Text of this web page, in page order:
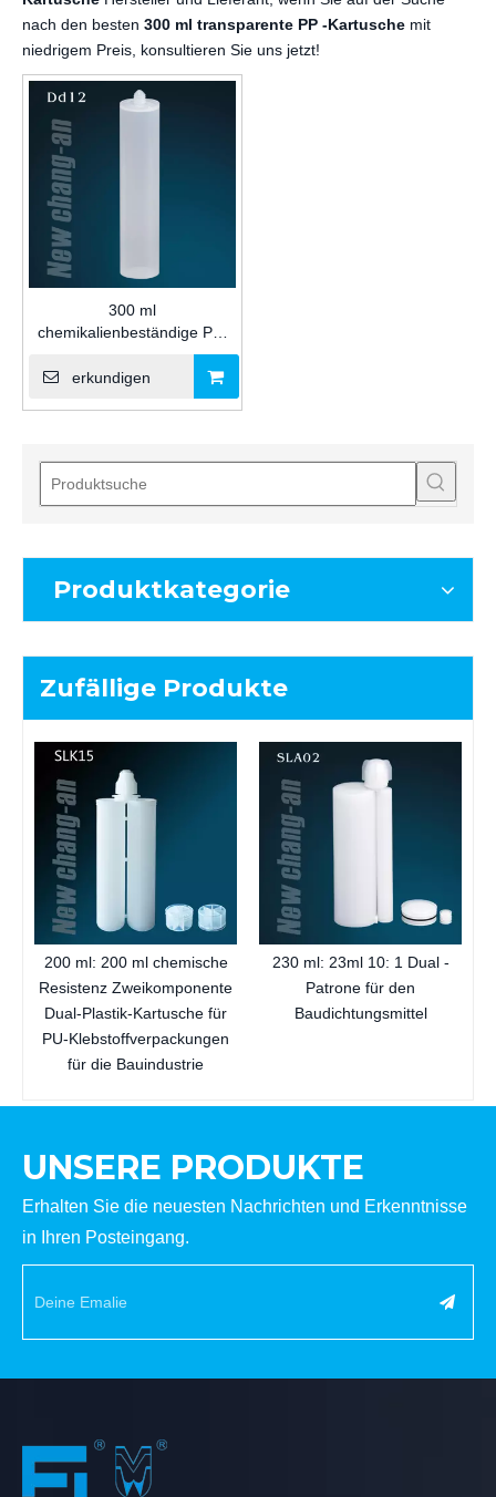
nach den besten 300 ml transparente PP -Kartusche mit
niedrigem Preis, konsultieren Sie uns jetzt!
300 ml
chemikalienbeständige PP-
transparentem, klebendem
erkundigen
Produktkategorie
Zufällige Produkte
200 ml: 200 ml chemische
Resistenz Zweikomponente
Dual-Plastik-Kartusche für
PU-Klebstoffverpackungen
für die Bauindustrie
230 ml: 23ml 10: 1 Dual -
Patrone für den
Baudichtungsmittel
UNSERE PRODUKTE
Erhalten Sie die neuesten Nachrichten und Erkenntnisse
in Ihren Posteingang.